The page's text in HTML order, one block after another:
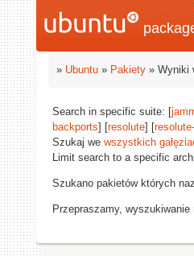
» Ubuntu » Pakiety » Wyniki
Search in specific suite: [
backports] [resolute] [
Szukaj we wszystkich
Limit search to a specific
Szukano pakietów których
Przepraszamy, wyszukiwanie